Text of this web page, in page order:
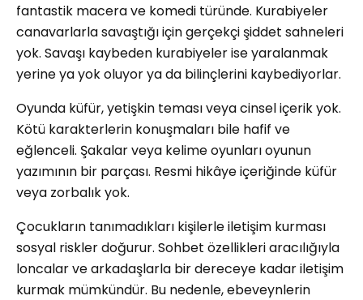
fantastik macera ve komedi türünde. Kurabiyeler
canavarlarla savaştığı için gerçekçi şiddet sahneleri
yok. Savaşı kaybeden kurabiyeler ise yaralanmak
yerine ya yok oluyor ya da bilinçlerini kaybediyorlar.
Oyunda küfür, yetişkin teması veya cinsel içerik yok.
Kötü karakterlerin konuşmaları bile hafif ve
eğlenceli. Şakalar veya kelime oyunları oyunun
yazımının bir parçası. Resmi hikâye içeriğinde küfür
veya zorbalık yok.
Çocukların tanımadıkları kişilerle iletişim kurması
sosyal riskler doğurur. Sohbet özellikleri aracılığıyla
loncalar ve arkadaşlarla bir dereceye kadar iletişim
kurmak mümkündür. Bu nedenle, ebeveynlerin